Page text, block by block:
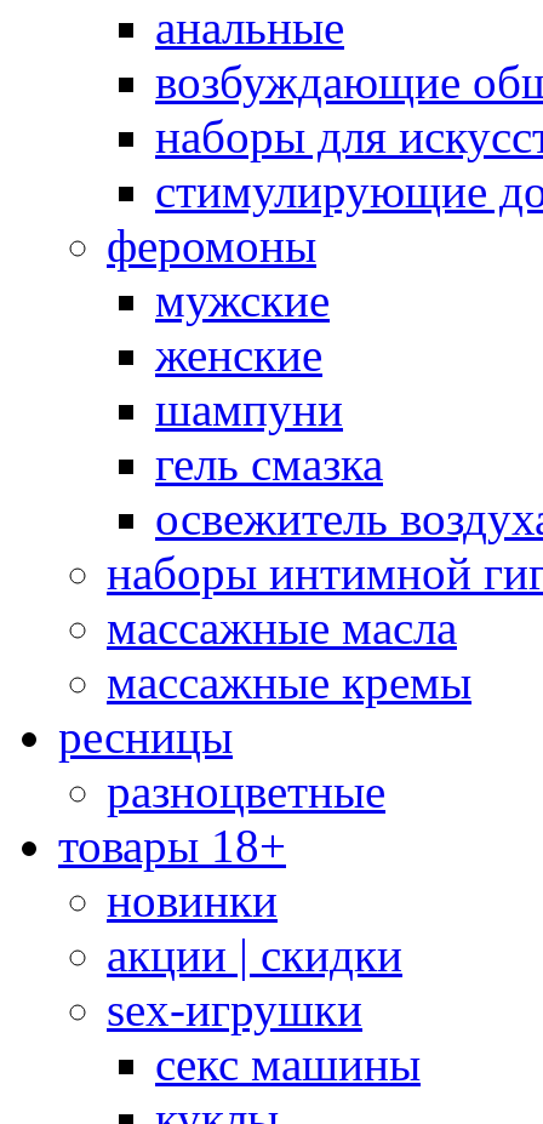
анальные
возбуждающие
наборы для
стимулирующие
феромоны
мужские
женские
шампуни
гель смазка
освежитель
наборы интимной
массажные масла
массажные кремы
ресницы
разноцветные
товары 18+
новинки
акции | скидки
sex-игрушки
секс машины